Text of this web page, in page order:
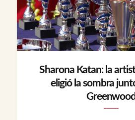
Sharona Katan: la
eligió la sombra
Greenwood